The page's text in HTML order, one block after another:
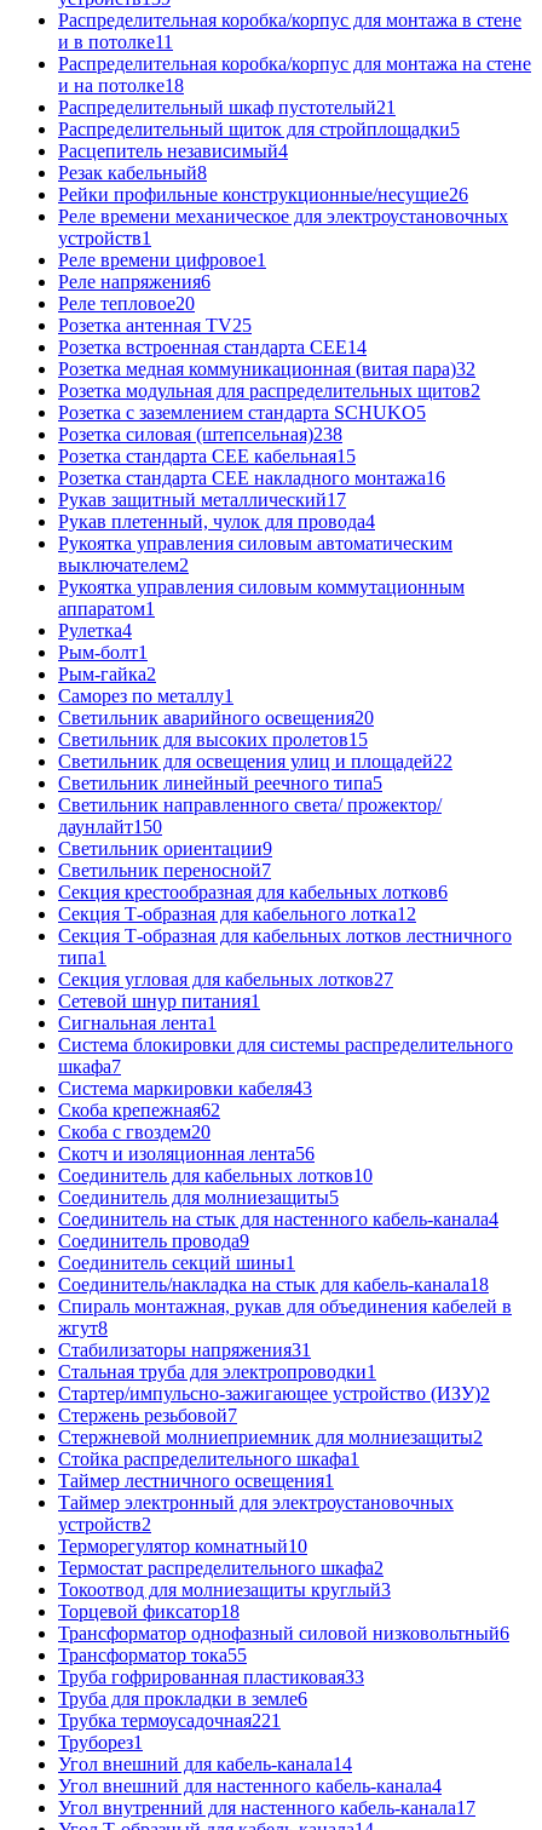
Распределительная коробка/корпус для монтажа в стене
и в потолке11
Распределительная коробка/корпус для монтажа на стене
и на потолке18
Распределительный шкаф пустотелый21
Распределительный щиток для стройплощадки5
Расцепитель независимый4
Резак кабельный8
Рейки профильные конструкционные/несущие26
Реле времени механическое для электроустановочных
устройств1
Реле времени цифровое1
Реле напряжения6
Реле тепловое20
Розетка антенная TV25
Розетка встроенная стандарта CEE14
Розетка медная коммуникационная (витая пара)32
Розетка модульная для распределительных щитов2
Розетка с заземлением стандарта SCHUKO5
Розетка силовая (штепсельная)238
Розетка стандарта СЕЕ кабельная15
Розетка стандарта СЕЕ накладного монтажа16
Рукав защитный металлический17
Рукав плетенный, чулок для провода4
Рукоятка управления силовым автоматическим
выключателем2
Рукоятка управления силовым коммутационным
аппаратом1
Рулетка4
Рым-болт1
Рым-гайка2
Саморез по металлу1
Светильник аварийного освещения20
Светильник для высоких пролетов15
Светильник для освещения улиц и площадей22
Светильник линейный реечного типа5
Светильник направленного света/ прожектор/
даунлайт150
Светильник ориентации9
Светильник переносной7
Секция крестообразная для кабельных лотков6
Секция Т-образная для кабельного лотка12
Секция Т-образная для кабельных лотков лестничного
типа1
Секция угловая для кабельных лотков27
Сетевой шнур питания1
Сигнальная лента1
Система блокировки для системы распределительного
шкафа7
Система маркировки кабеля43
Скоба крепежная62
Скоба с гвоздем20
Скотч и изоляционная лента56
Соединитель для кабельных лотков10
Соединитель для молниезащиты5
Соединитель на стык для настенного кабель-канала4
Соединитель провода9
Соединитель секций шины1
Соединитель/накладка на стык для кабель-канала18
Спираль монтажная, рукав для объединения кабелей в
жгут8
Стабилизаторы напряжения31
Стальная труба для электропроводки1
Стартер/импульсно-зажигающее устройство (ИЗУ)2
Стержень резьбовой7
Стержневой молниеприемник для молниезащиты2
Стойка распределительного шкафа1
Таймер лестничного освещения1
Таймер электронный для электроустановочных
устройств2
Терморегулятор комнатный10
Термостат распределительного шкафа2
Токоотвод для молниезащиты круглый3
Торцевой фиксатор18
Трансформатор однофазный силовой низковольтный6
Трансформатор тока55
Труба гофрированная пластиковая33
Труба для прокладки в земле6
Трубка термоусадочная221
Труборез1
Угол внешний для кабель-канала14
Угол внешний для настенного кабель-канала4
Угол внутренний для настенного кабель-канала17